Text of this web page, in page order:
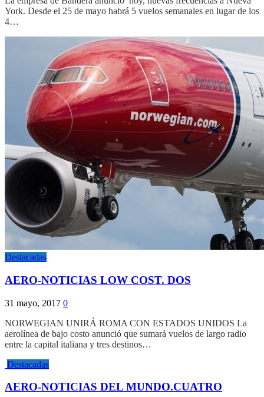
York. Desde el 25 de mayo habrá 5 vuelos semanales en lugar de los
4…
Destacadas
AERO-NOTICIAS LOW COST. DOS
31 mayo, 2017 0
NORWEGIAN UNIRÁ ROMA CON ESTADOS UNIDOS La
aerolínea de bajo costo anunció que sumará vuelos de largo radio
entre la capital italiana y tres destinos…
Destacadas
AERO-NOTICIAS DEL MUNDO.CUATRO